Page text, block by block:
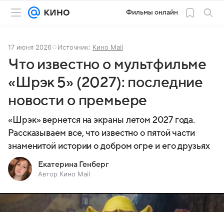
Фильмы онлайн
17 июня 2026 Источник: Кино Mail
Что известно о мультфильме
«Шрэк 5» (2027): последние
новости о премьере
«Шрэк» вернется на экраны летом 2027 года.
Рассказываем все, что известно о пятой части
знаменитой истории о добром огре и его друзьях
Екатерина Генберг
Автор Кино Mail